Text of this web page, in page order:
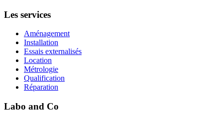
Les services
Aménagement
Installation
Essais externalisés
Location
Métrologie
Qualification
Réparation
Labo and Co